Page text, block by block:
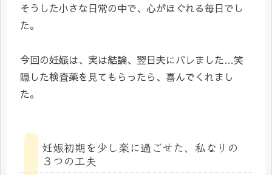
そうした小さな日常の中で、心がほぐれる毎日でし
た。
今回の妊娠は、実は結論、翌日夫にバレました…笑
隠した検査薬を見てもらったら、喜んでくれまし
た。
妊娠初期を少し楽に過ごせた、私なりの
３つの工夫